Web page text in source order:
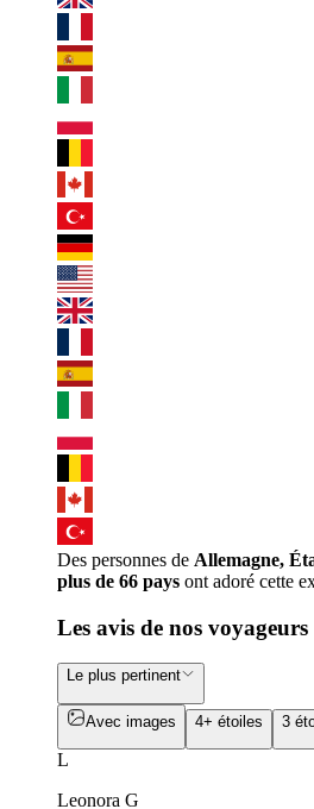
Des personnes de Allemagne,
plus de 66 pays ont adoré cette
Les avis de nos voyageurs
Le plus pertinent
Avec images 4+ étoiles 3
L
Leonora G